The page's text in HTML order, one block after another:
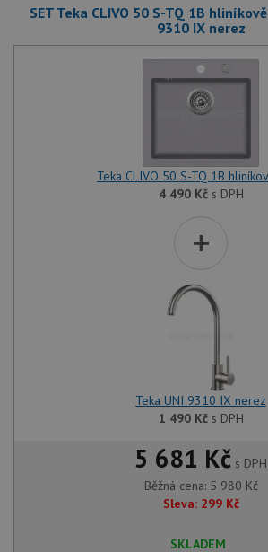
SET Teka CLIVO 50 S-TQ 1B
9310 IX nerez
Teka CLIVO 50 S-TQ 1B
4 490 Kčs DPH
+
Teka UNI 9310 IX nerez
1 490 Kčs DPH
5 681 Kč s DPH
Běžná cena: 5 980 Kč
Sleva: 299 Kč
SKLADEM